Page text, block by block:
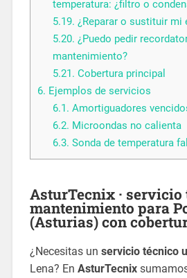
temperatura: ¿filtro o
5.19. ¿Reparar o sustituir
5.20. ¿Puedo pedir
mantenimiento?
5.21. Cobertura principal
6. Ejemplos de servicios
6.1. Amortiguadores
6.2. Microondas no calienta
6.3. Sonda de temperatura
AsturTecnix · servicio
mantenimiento para
(Asturias) con
¿Necesitas un servicio técnico
Lena? En AsturTecnix